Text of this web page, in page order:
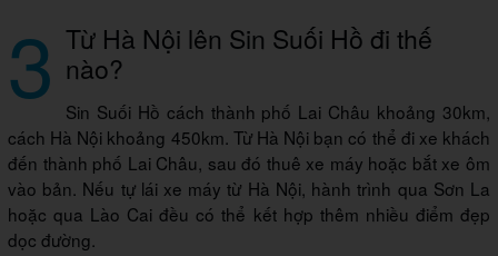
3 Từ Hà Nội lên Sin Suối Hồ đi thế
nào?
Sin Suối Hồ cách thành phố Lai Châu khoảng 30km,
cách Hà Nội khoảng 450km. Từ Hà Nội bạn có thể đi xe khách
đến thành phố Lai Châu, sau đó thuê xe máy hoặc bắt xe ôm
vào bản. Nếu tự lái xe máy từ Hà Nội, hành trình qua Sơn La
hoặc qua Lào Cai đều có thể kết hợp thêm nhiều điểm đẹp
dọc đường.